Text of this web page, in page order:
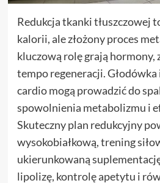
Redukcja tkanki tłuszczowej
kalorii, ale złożony proces
kluczową rolę grają hormony,
tempo regeneracji.
cardio mogą prowadzić do
spowolnienia metabolizmu i
Skuteczny plan redukcyjny
wysokobiałkową, trening
ukierunkowaną
lipolizę, kontrolę apetytu i